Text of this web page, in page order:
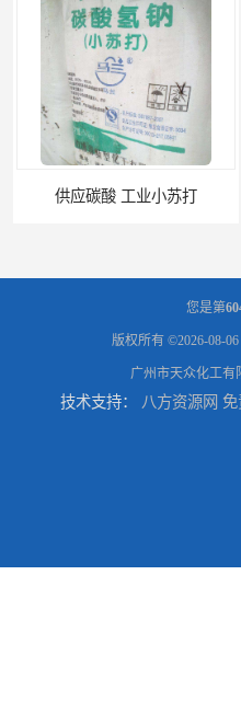
您是第
版权所有 ©2026-08-06
广州市天众化工有
技术支持： 八方资源网